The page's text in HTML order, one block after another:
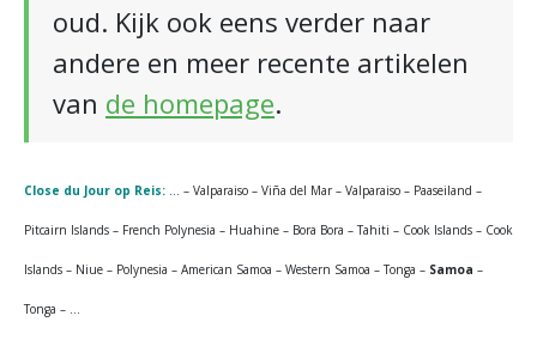
oud. Kijk ook eens verder naar
andere en meer recente artikelen
van de homepage.
Close du Jour op Reis: … – Valparaiso – Viña del Mar – Valparaiso – Paaseiland –
Pitcairn Islands – French Polynesia – Huahine – Bora Bora – Tahiti – Cook Islands – Cook
Islands – Niue – Polynesia – American Samoa – Western Samoa – Tonga – Samoa –
Tonga – …